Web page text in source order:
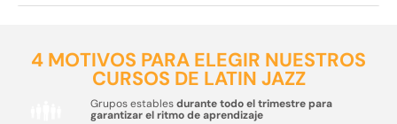
4 MOTIVOS PARA ELEGIR NUESTROS
CURSOS DE LATIN JAZZ
Grupos establesdurante todo el trimestre para
garantizar el ritmo de aprendizaje